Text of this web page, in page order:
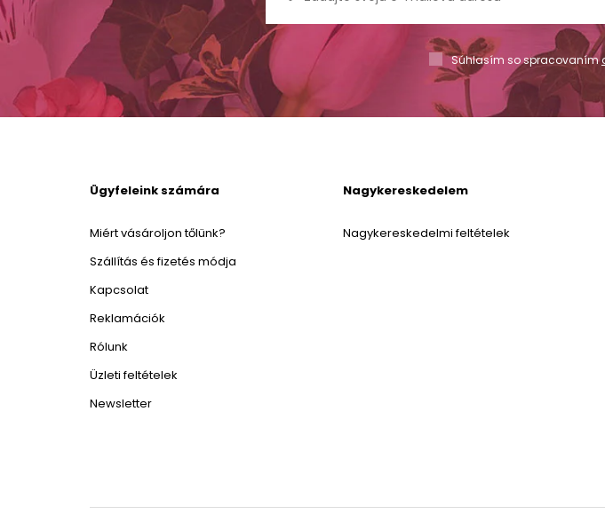
Súhlasím so spracovaním
Ügyfeleink számára
Miért vásároljon tőlünk?
Szállítás és fizetés módja
Kapcsolat
Reklamációk
Rólunk
Üzleti feltételek
Newsletter
Nagykereskedelem
Nagykereskedelmi feltételek